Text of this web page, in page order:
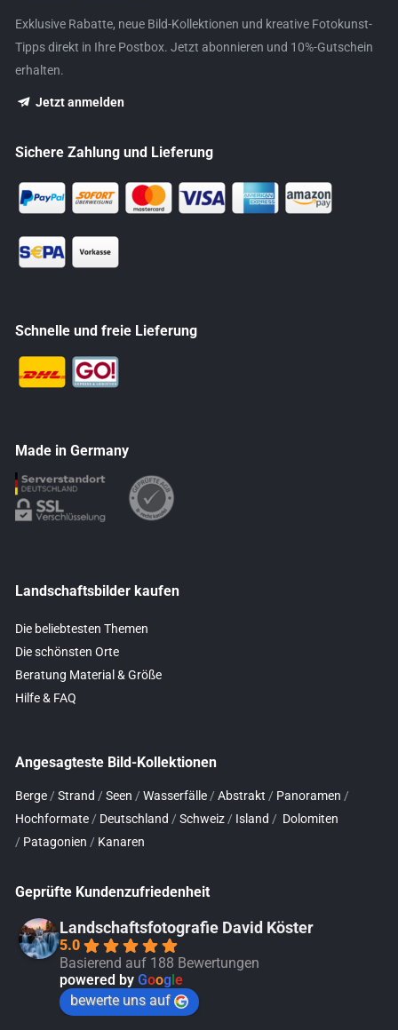
Exklusive Rabatte, neue Bild-Kollektionen und kreative Fotokunst-
Tipps direkt in Ihre Postbox. Jetzt abonnieren und 10%-Gutschein
erhalten.
Jetzt anmelden
Sichere Zahlung und Lieferung
Schnelle und freie Lieferung
Made in Germany
Landschaftsbilder kaufen
Die beliebtesten Themen
Die schönsten Orte
Beratung Material & Größe
Hilfe & FAQ
Angesagteste Bild-Kollektionen
Berge / Strand / Seen / Wasserfälle / Abstrakt / Panoramen /
Hochformate / Deutschland / Schweiz / Island / Dolomiten
/ Patagonien / Kanaren
Geprüfte Kundenzufriedenheit
Landschaftsfotografie David Köster
5.0
Basierend auf 188 Bewertungen
powered by Google
bewerte uns auf